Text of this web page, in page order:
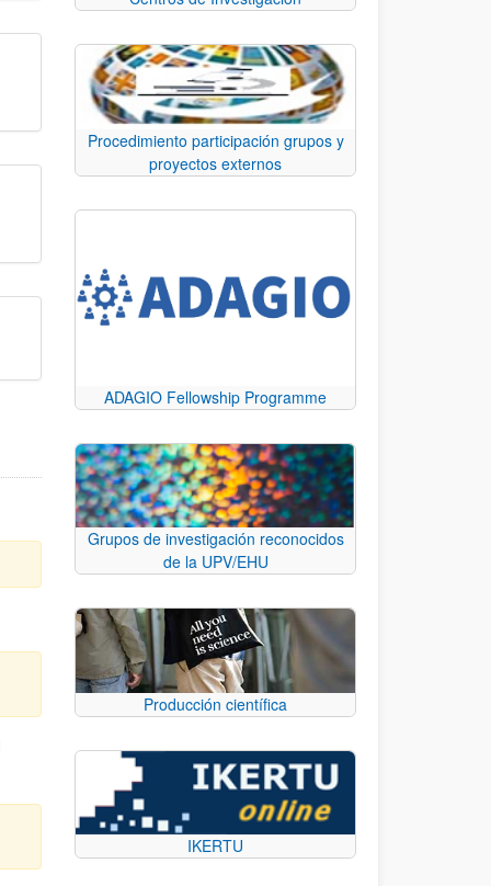
Procedimiento participación grupos y
proyectos externos
ADAGIO Fellowship Programme
Grupos de investigación reconocidos
de la UPV/EHU
Producción científica
IKERTU